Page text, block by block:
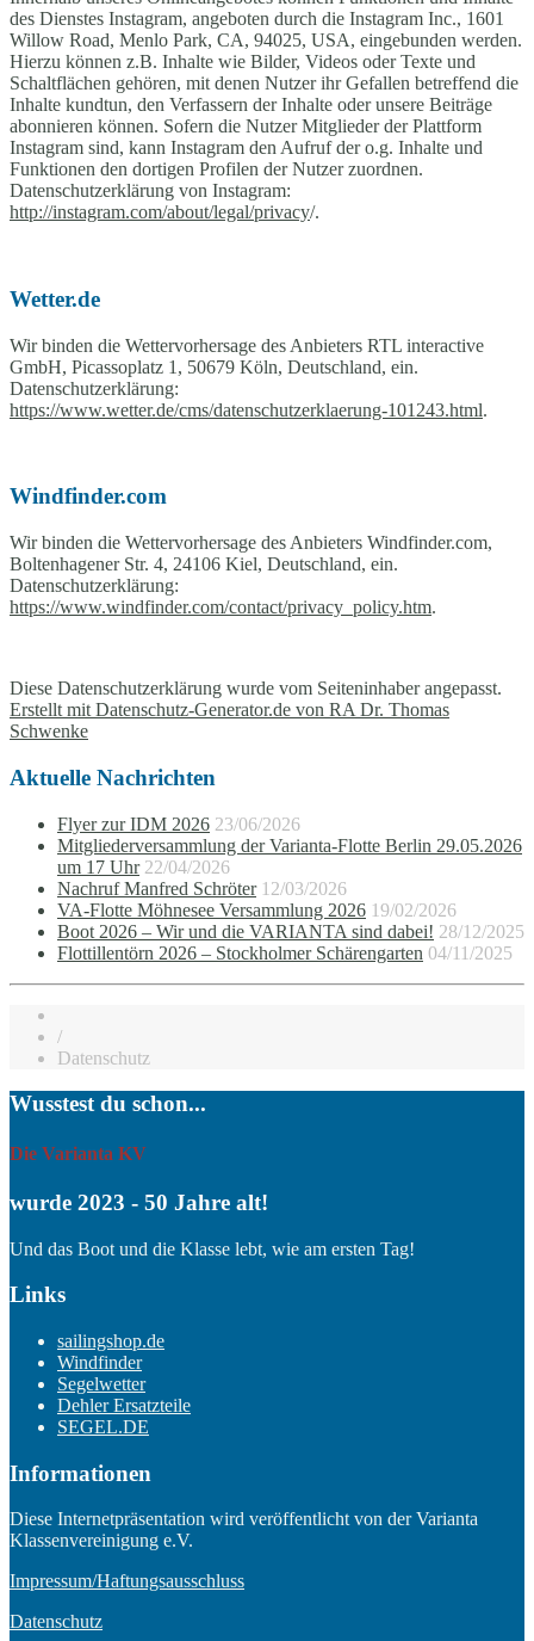
des Dienstes Instagram, angeboten durch die Instagram Inc., 1601
Willow Road, Menlo Park, CA, 94025, USA, eingebunden werden.
Hierzu können z.B. Inhalte wie Bilder, Videos oder Texte und
Schaltflächen gehören, mit denen Nutzer ihr Gefallen betreffend die
Inhalte kundtun, den Verfassern der Inhalte oder unsere Beiträge
abonnieren können. Sofern die Nutzer Mitglieder der Plattform
Instagram sind, kann Instagram den Aufruf der o.g. Inhalte und
Funktionen den dortigen Profilen der Nutzer zuordnen.
Datenschutzerklärung von Instagram:
http://instagram.com/about/legal/privacy/.
Wetter.de
Wir binden die Wettervorhersage des Anbieters RTL interactive
GmbH, Picassoplatz 1, 50679 Köln, Deutschland, ein.
Datenschutzerklärung:
https://www.wetter.de/cms/datenschutzerklaerung-101243.html.
Windfinder.com
Wir binden die Wettervorhersage des Anbieters Windfinder.com,
Boltenhagener Str. 4, 24106 Kiel, Deutschland, ein.
Datenschutzerklärung:
https://www.windfinder.com/contact/privacy_policy.htm.
Diese Datenschutzerklärung wurde vom Seiteninhaber angepasst.
Erstellt mit Datenschutz-Generator.de von RA Dr. Thomas
Schwenke
Aktuelle Nachrichten
Flyer zur IDM 2026 23/06/2026
Mitgliederversammlung der Varianta-Flotte Berlin 29.05.2026
um 17 Uhr 22/04/2026
Nachruf Manfred Schröter 12/03/2026
VA-Flotte Möhnesee Versammlung 2026 19/02/2026
Boot 2026 – Wir und die VARIANTA sind dabei! 28/12/2025
Flottillentörn 2026 – Stockholmer Schärengarten 04/11/2025
/
Datenschutz
Wusstest du schon...
Die Varianta KV
wurde 2023 - 50 Jahre alt!
Und das Boot und die Klasse lebt, wie am ersten Tag!
Links
sailingshop.de
Windfinder
Segelwetter
Dehler Ersatzteile
SEGEL.DE
Informationen
Diese Internetpräsentation wird veröffentlicht von der Varianta
Klassenvereinigung e.V.
Impressum/Haftungsausschluss
Datenschutz